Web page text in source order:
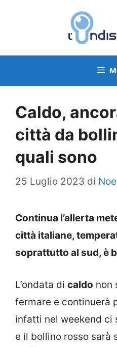
Caldo,
città da
quali sono
25 Luglio 2023 di
Continua l’allerta
città italiane,
soprattutto al sud, è
L’ondata di caldo non
fermare e continuerà
infatti nel weekend ci
e il bollino rosso sarà